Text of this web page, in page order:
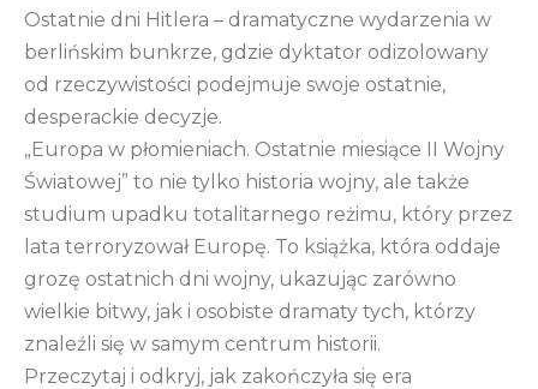
Ostatnie dni Hitlera – dramatyczne wydarzenia w
berlińskim bunkrze, gdzie dyktator odizolowany
od rzeczywistości podejmuje swoje ostatnie,
desperackie decyzje.
„Europa w płomieniach. Ostatnie miesiące II Wojny
Światowej” to nie tylko historia wojny, ale także
studium upadku totalitarnego reżimu, który przez
lata terroryzował Europę. To książka, która oddaje
grozę ostatnich dni wojny, ukazując zarówno
wielkie bitwy, jak i osobiste dramaty tych, którzy
znaleźli się w samym centrum historii.
Przeczytaj i odkryj, jak zakończyła się era